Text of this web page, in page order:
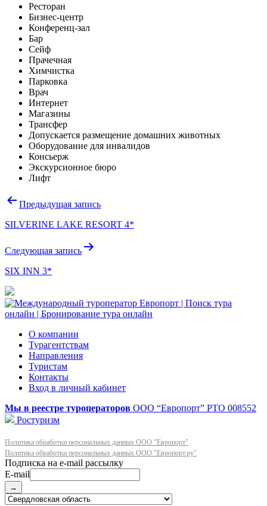
Ресторан
Бизнес-центр
Конференц-зал
Бар
Сейф
Прачечная
Химчистка
Парковка
Врач
Интернет
Магазины
Трансфер
Допускается размещение домашних животных
Оборудование для инвалидов
Консьерж
Экскурсионное бюро
Лифт
Навигация
записям
Предыдущая запись
SILVERINE LAKE RESORT 4*
Следующая запись
SIX INN 3*
О компании
Турагентствам
Направления
Туристам
Контакты
Вход в личный кабинет
Мы в реестре туроператоров ООО “Европорт” РТО 008552
Ростуризм
Политика обработки персональных данных ООО "Европорт"
Политика обработки персональных данных ООО "Европорт.ру"
E-mail
→